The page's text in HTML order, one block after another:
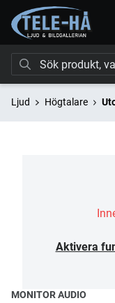
Ljud Högtalare
Aktivera
MONITOR AUDIO